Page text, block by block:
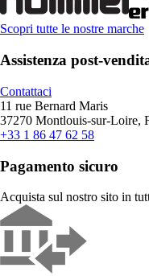
Scopri tutte le nostre marche
Assistenza post-
Contattaci
11 rue Bernard Maris
37270 Montlouis-sur-Loire,
+33 1 86 47 62 58
Pagamento sicuro
Acquista sul nostro sito in